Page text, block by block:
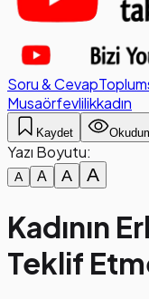
Soru & Cevap
Musaörfevlilikkadın
Kaydet
Yazı Boyutu:
A A A A
Kadının
Teklif